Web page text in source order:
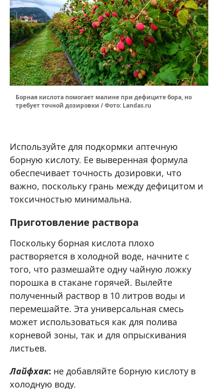
Борная кислота помогает малине при дефиците бора, но
требует точной дозировки / Фото: Landas.ru
Используйте для подкормки аптечную
борную кислоту. Ее выверенная формула
обеспечивает точность дозировки, что
важно, поскольку грань между дефицитом и
токсичностью минимальна.
Приготовление раствора
Поскольку борная кислота плохо
растворяется в холодной воде, начните с
того, что размешайте одну чайную ложку
порошка в стакане горячей. Вылейте
полученный раствор в 10 литров воды и
перемешайте. Эта универсальная смесь
может использоваться как для полива
корневой зоны, так и для опрыскивания
листьев.
Лайфхак: не добавляйте борную кислоту в
холодную воду.